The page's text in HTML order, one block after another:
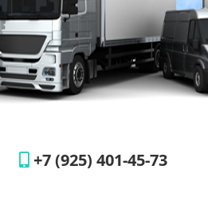
+7 (925) 401-45-73